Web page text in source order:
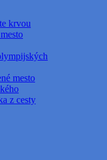
krvou
mesto
z cesty